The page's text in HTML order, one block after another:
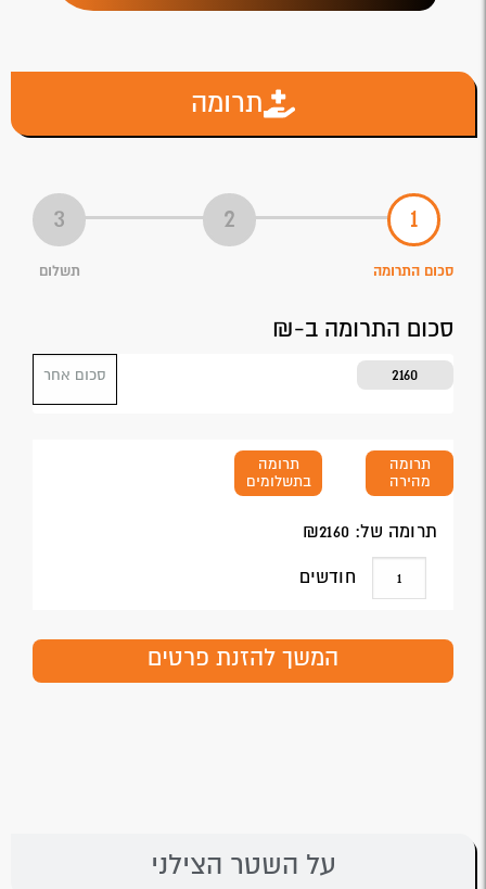
תרומה
על השטר הצילני
סכום התרומה תשלום
סכום התרומה ב-₪
2160
תרומה
מהירה
תרומה
בתשלומים
תרומה של: ₪ 2160
חודשים
המשך להזנת פרטים